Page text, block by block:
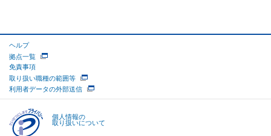
ヘルプ
拠点一覧
免責事項
取り扱い職種の範囲等
利用者データの外部送信
個人情報の
取り扱いについて